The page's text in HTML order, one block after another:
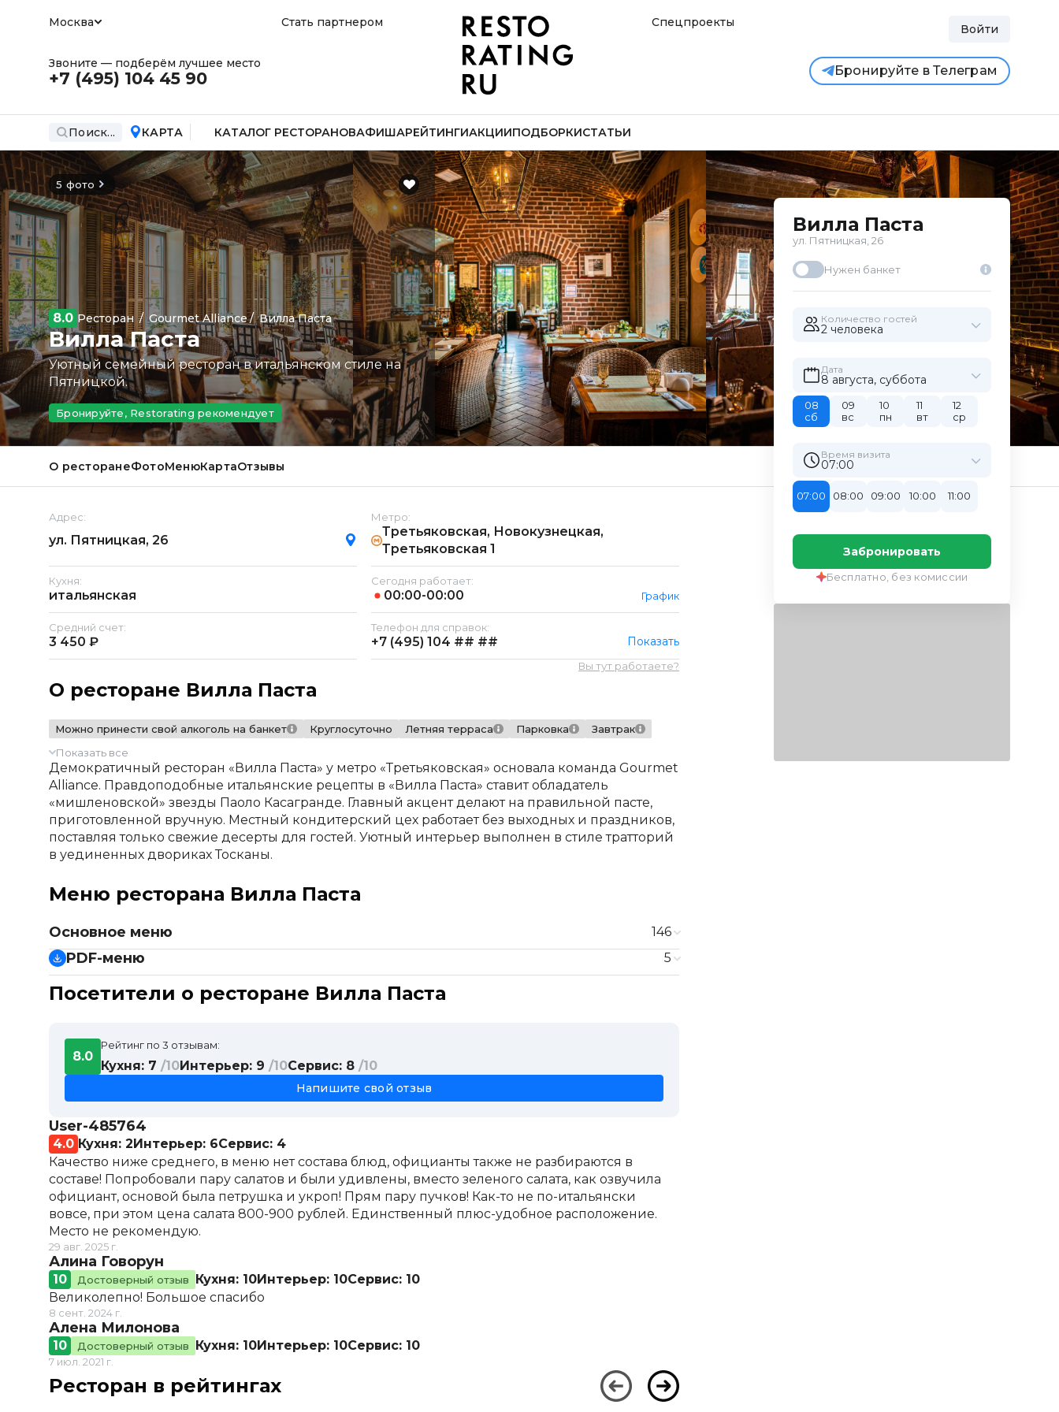
Москва Стать партнером Спецпроекты Войти
Звоните — подберём лучшее место
+7 (495) 104 45 90 Бронируйте в Телеграм
Поиск... КАРТА КАТАЛОГ РЕСТОРАНОВАФИШАРЕЙТИНГИАКЦИИПОДБОРКИСТАТЬИ
5 фото
8.0 Ресторан / Gourmet Alliance/ Вилла Паста
Вилла Паста
Уютный семейный ресторан в итальянском стиле на
Пятницкой.
Бронируйте, Restorating рекомендует
О ресторанеФотоМенюКартаОтзывы
Адрес:
ул. Пятницкая, 26
Метро:
Третьяковская, Новокузнецкая,
Третьяковская 1
Кухня:
итальянская
Сегодня работает:
00:00-00:00 График
Средний счет:
3 450 ₽
Телефон для справок:
+7 (495) 104 ## ## Показать
Вы тут работаете?
О ресторане Вилла Паста
Можно принести свой алкоголь на банкет Круглосуточно Летняя терраса Парковка
Завтрак
Показать все
Демократичный ресторан «Вилла Паста» у метро «Третьяковская» основала команда Gourmet
Alliance. Правдоподобные итальянские рецепты в «Вилла Паста» ставит обладатель
«мишленовской» звезды Паоло Касагранде. Главный акцент делают на правильной пасте,
приготовленной вручную. Местный кондитерский цех работает без выходных и праздников,
поставляя только свежие десерты для гостей. Уютный интерьер выполнен в стиле тратторий
в уединенных двориках Тосканы.
Меню ресторана Вилла Паста
Основное меню 146
Салаты
Оливье по-домашнему с курицей
500 ₽
Оливье по-домашнему с лососем
Салат с печенью цыпленка
Салат с кальмарами и мини-картофелем
Салат «Цезарь» с курицей
Салат «Цезарь» с креветками
820 ₽
Салат «Греческий»
650 ₽
Салат «Капрезе»
Салат «Средиземноморский»
Салат с копченым лососем и авокадо
Салат с креветками, рукколой и пармезаном
900 ₽
Салат «Панцанелла» с авокадо и страчателлой
Салат с ростбифом, томатами и картофелем
950 ₽
Салат с тунцом, обжаренным в кунжуте, с артишоками
Салат крабовый с огурцом и авокадо
Холодные закуски
Итальянская брускетта
Итальянская брускетта
Итальянская брускетта
Итальянская брускетта
Итальянская брускетта
550 ₽
Сельдь с картофелем
500 ₽
PDF-меню
5
Коктейли
Основное меню
Завтраки
Винная карта
Посетители о ресторане Вилла Паста
8.0
Рейтинг по 3 отзывам:
Кухня: 7 /10Интерьер: 9 /10Сервис: 8 /10
Напишите свой отзыв
User-485764
4.0 Кухня: 2Интерьер: 6Сервис: 4
Качество ниже среднего, в меню нет состава блюд, официанты также не разбираются в
составе! Попробовали пару салатов и были удивлены, вместо зеленого салата, как озвучила
официант, основой была петрушка и укроп! Прям пару пучков! Как-то не по-итальянски
вовсе, при этом цена салата 800-900 рублей. Единственный плюс-удобное расположение.
Место не рекомендую.
29 авг. 2025 г.
Алина Говорун
10 Достоверный отзыв Кухня: 10Интерьер: 10Сервис: 10
Великолепно! Большое спасибо
8 сент. 2024 г.
Алена Милонова
10 Достоверный отзыв Кухня: 10Интерьер: 10Сервис: 10
7 июл. 2021 г.
Ресторан в рейтингах
Вилла Паста
ул. Пятницкая, 26
Нужен банкет
Количество гостей
2 человекa
Дата
8 августа, суббота
08
сб
09
вс
10
пн
11
вт
12
ср
Время визита
07:00
07:00 08:00 09:00 10:00 11:00
Забронировать
Бесплатно, без комиссии